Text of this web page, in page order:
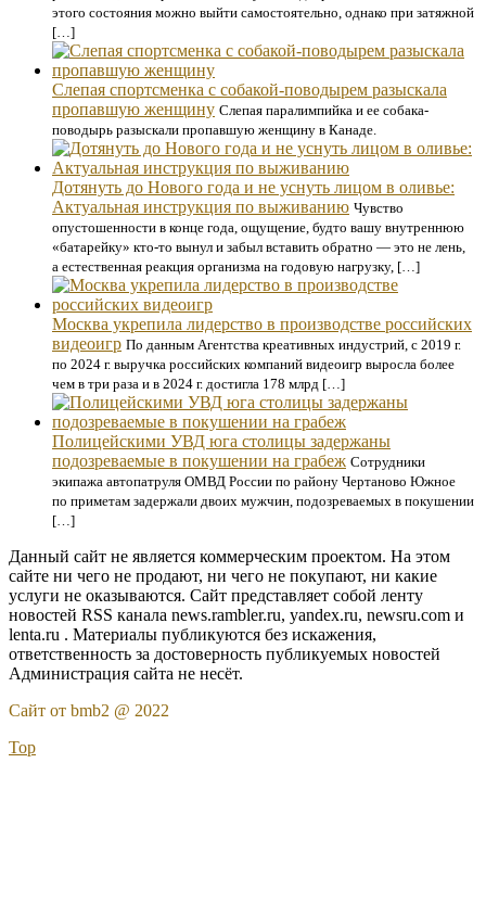
этого состояния можно выйти самостоятельно, однако при затяжной
[…]
Слепая спортсменка с собакой-поводырем разыскала
пропавшую женщину Слепая паралимпийка и ее собака-
поводырь разыскали пропавшую женщину в Канаде.
Дотянуть до Нового года и не уснуть лицом в оливье:
Актуальная инструкция по выживанию Чувство
опустошенности в конце года, ощущение, будто вашу внутреннюю
«батарейку» кто-то вынул и забыл вставить обратно — это не лень,
а естественная реакция организма на годовую нагрузку, […]
Москва укрепила лидерство в производстве российских
видеоигр По данным Агентства креативных индустрий, с 2019 г.
по 2024 г. выручка российских компаний видеоигр выросла более
чем в три раза и в 2024 г. достигла 178 млрд […]
Полицейскими УВД юга столицы задержаны
подозреваемые в покушении на грабеж Сотрудники
экипажа автопатруля ОМВД России по району Чертаново Южное
по приметам задержали двоих мужчин, подозреваемых в покушении
[…]
Данный сайт не является коммерческим проектом. На этом
сайте ни чего не продают, ни чего не покупают, ни какие
услуги не оказываются. Сайт представляет собой ленту
новостей RSS канала news.rambler.ru, yandex.ru, newsru.com и
lenta.ru . Материалы публикуются без искажения,
ответственность за достоверность публикуемых новостей
Администрация сайта не несёт.
Сайт от bmb2 @ 2022
Top